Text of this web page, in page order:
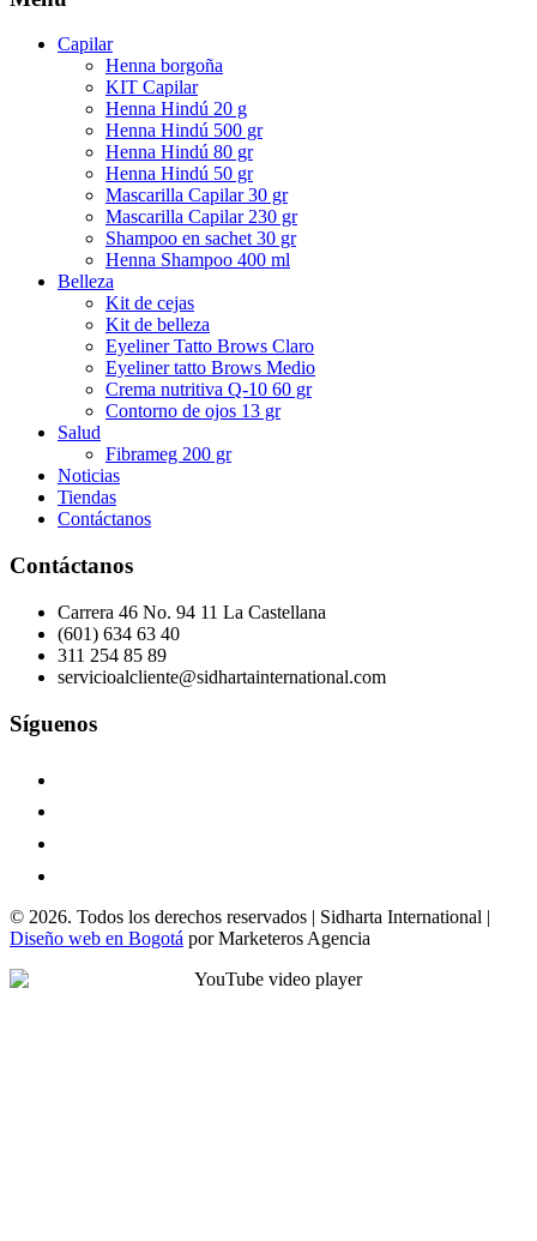
Capilar
Henna borgoña
KIT Capilar
Henna Hindú 20 g
Henna Hindú 500 gr
Henna Hindú 80 gr
Henna Hindú 50 gr
Mascarilla Capilar 30 gr
Mascarilla Capilar 230 gr
Shampoo en sachet 30 gr
Henna Shampoo 400 ml
Belleza
Kit de cejas
Kit de belleza
Eyeliner Tatto Brows Claro
Eyeliner tatto Brows Medio
Crema nutritiva Q-10 60 gr
Contorno de ojos 13 gr
Salud
Fibrameg 200 gr
Noticias
Tiendas
Contáctanos
Contáctanos
Carrera 46 No. 94 11 La Castellana
(601) 634 63 40
311 254 85 89
servicioalcliente@sidhartainternational.com
Síguenos
© 2026. Todos los derechos reservados | Sidharta International |
Diseño web en Bogotá por Marketeros Agencia